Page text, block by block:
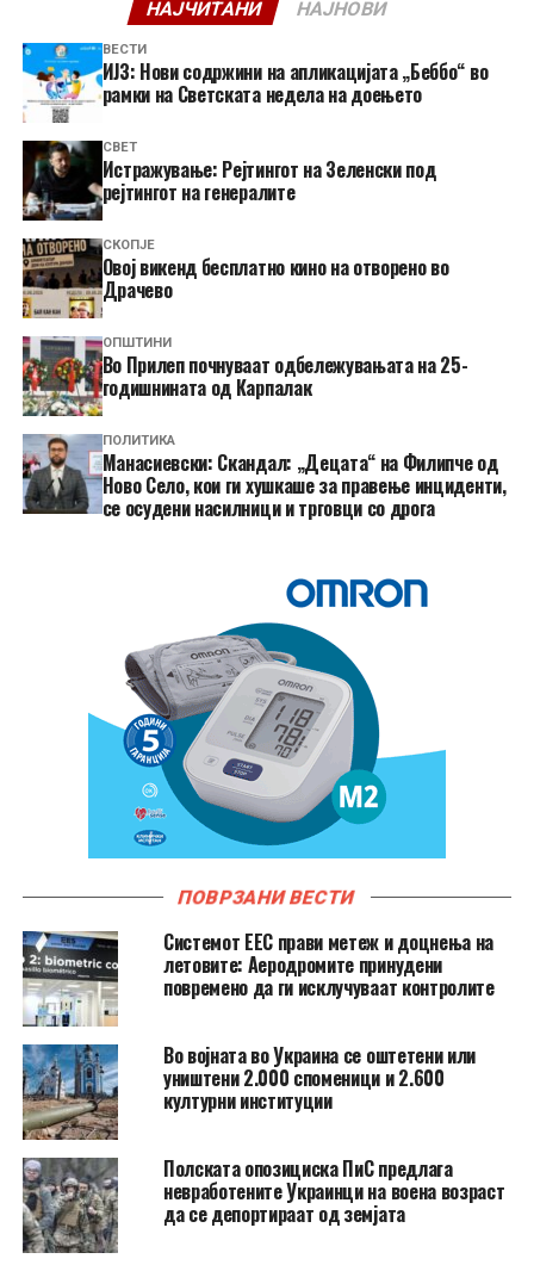
НАЈЧИТАНИ НАЈНОВИ
ВЕСТИ
ИЈЗ: Нови содржини на апликацијата „Беббо“ во
рамки на Светската недела на доењето
СВЕТ
Истражување: Рејтингот на Зеленски под
рејтингот на генералите
СКОПЈЕ
​Овој викенд бесплатно кино на отворено во
Драчево
ОПШТИНИ
Во Прилеп почнуваат одбележувањата на 25-
годишнината од Карпалак
ПОЛИТИКА
Манасиевски: Скандал: „Децата“ на Филипче од
Ново Село, кои ги хушкаше за правење инциденти,
се осудени насилници и трговци со дрога
ПОВРЗАНИ ВЕСТИ
Системот ЕЕС прави метеж и доцнења на
летовите: Аеродромите принудени
повремено да ги исклучуваат контролите
Во војната во Украина се оштетени или
уништени 2.000 споменици и 2.600
културни институции
Полската опозициска ПиС предлага
невработените Украинци на воена возраст
да се депортираат од земјата